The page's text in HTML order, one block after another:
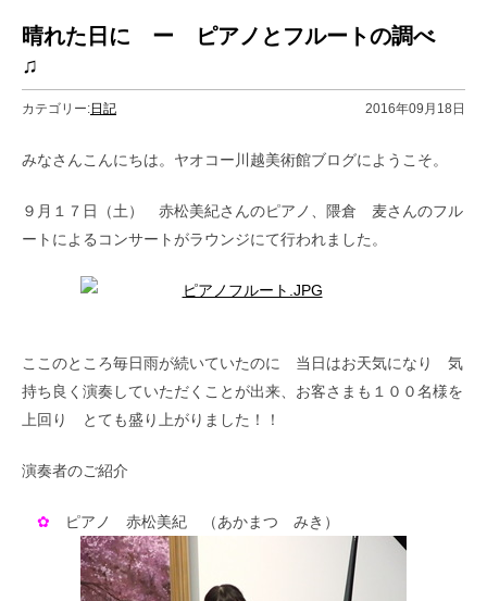
晴れた日に ー ピアノとフルートの調べ
♫
カテゴリー:日記 2016年09月18日
みなさんこんにちは。ヤオコー川越美術館ブログにようこそ。
９月１７日（土） 赤松美紀さんのピアノ、隈倉 麦さんのフル
ートによるコンサートがラウンジにて行われました。
ここのところ毎日雨が続いていたのに 当日はお天気になり 気
持ち良く演奏していただくことが出来、お客さまも１００名様を
上回り とても盛り上がりました！！
演奏者のご紹介
✿ ピアノ 赤松美紀 （あかまつ みき）